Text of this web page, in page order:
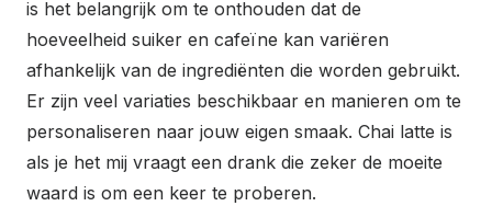
is het belangrijk om te onthouden dat de
hoeveelheid suiker en cafeïne kan variëren
afhankelijk van de ingrediënten die worden gebruikt.
Er zijn veel variaties beschikbaar en manieren om te
personaliseren naar jouw eigen smaak. Chai latte is
als je het mij vraagt een drank die zeker de moeite
waard is om een keer te proberen.